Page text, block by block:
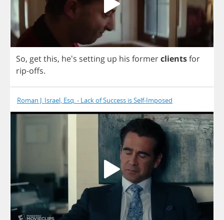
So, getthis, he's setting up his formerclientsfor
rip-offs.
Roman J. Israel, Esq. - Lack of Success is Self-Imposed